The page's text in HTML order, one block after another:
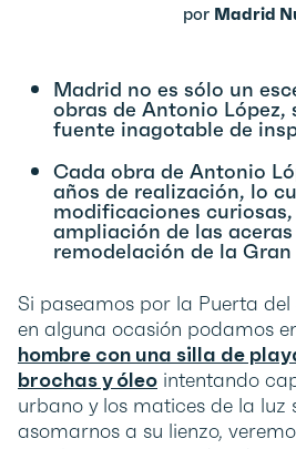
Madrid no es sólo un
obras de Antonio López,
fuente inagotable de
Cada obra de Antonio
años de realización, lo
modificaciones
ampliación de las
remodelación de la Gran
Si paseamos por la Puerta del
en alguna ocasión podamos
hombre con una silla de
brochas y óleo intentando
urbano y los matices de la luz
asomarnos a su lienzo,
por Madrid